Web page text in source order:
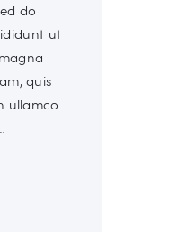
do
ut
quis
ullamco